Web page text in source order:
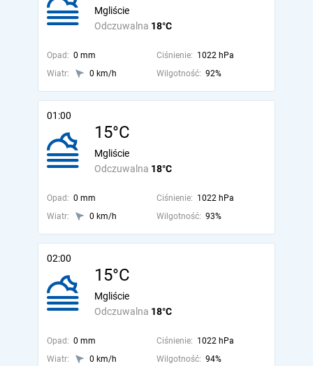
Odczuwalna 18°C
Mgliście
Opad: 0 mm Ciśnienie: 1022 hPa
Wiatr:
0 km/h Wilgotność: 92%
01:00
15°C
Odczuwalna 18°C
Mgliście
Opad: 0 mm Ciśnienie: 1022 hPa
Wiatr:
0 km/h Wilgotność: 93%
02:00
15°C
Odczuwalna 18°C
Mgliście
Opad: 0 mm Ciśnienie: 1022 hPa
Wiatr:
0 km/h Wilgotność: 94%